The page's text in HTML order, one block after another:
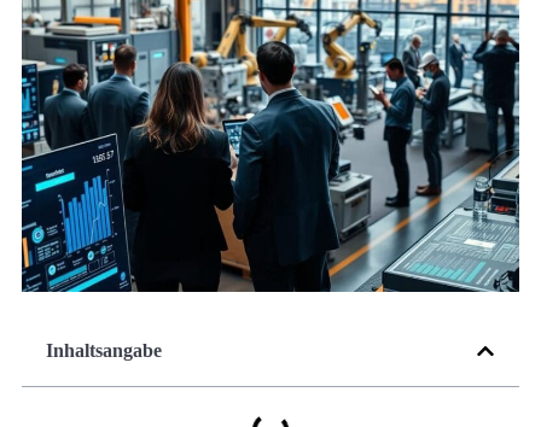
Inhaltsangabe